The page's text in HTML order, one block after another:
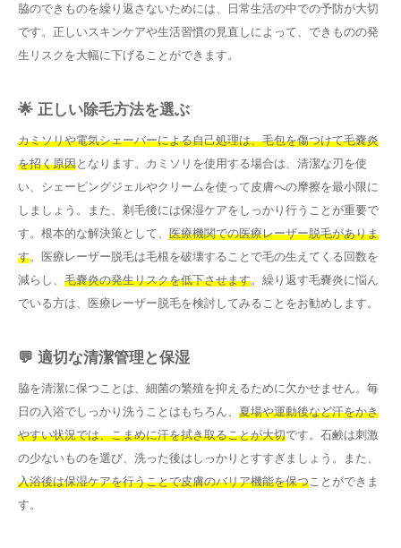
脇のできものを繰り返さないためには、日常生活の中での予防が大切
です。正しいスキンケアや生活習慣の見直しによって、できものの発
生リスクを大幅に下げることができます。
🌟 正しい除毛方法を選ぶ
カミソリや電気シェーバーによる自己処理は、毛包を傷つけて毛嚢炎
を招く原因となります。カミソリを使用する場合は、清潔な刃を使
い、シェービングジェルやクリームを使って皮膚への摩擦を最小限に
しましょう。また、剃毛後には保湿ケアをしっかり行うことが重要で
す。根本的な解決策として、 医療機関での医療レーザー脱毛がありま
す。医療レーザー脱毛は毛根を破壊することで毛の生えてくる回数を
減らし、 毛嚢炎の発生リスクを低下させます。繰り返す毛嚢炎に悩ん
でいる方は、医療レーザー脱毛を検討してみることをお勧めします。
💬 適切な清潔管理と保湿
脇を清潔に保つことは、細菌の繁殖を抑えるために欠かせません。毎
日の入浴でしっかり洗うことはもちろん、 夏場や運動後など汗をかき
やすい状況では、こまめに汗を拭き取ることが大切です。石鹸は刺激
の少ないものを選び、洗った後はしっかりとすすぎましょう。また、
入浴後は保湿ケアを行うことで皮膚のバリア機能を保つことができま
す。